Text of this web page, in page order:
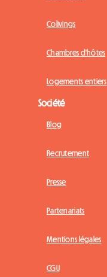
Colivings
Chambres d'hôtes
Logements entiers
Société
Blog
Recrutement
Presse
Partenariats
Mentions légales
CGU